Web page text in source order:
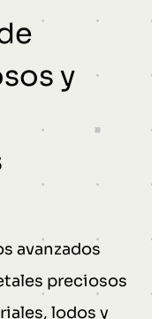
y
avanzados
preciosos
lodos y